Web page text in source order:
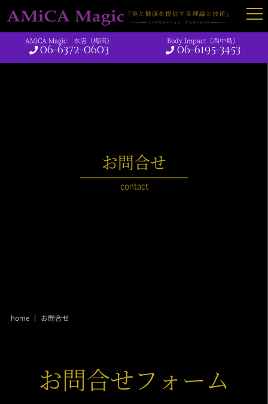
AMiCA Magic 本店（梅田）
06-6372-0603
Body Impact（西中島）
06-6195-3453
お問合せ
contact
home お問合せ
お問合せフォーム